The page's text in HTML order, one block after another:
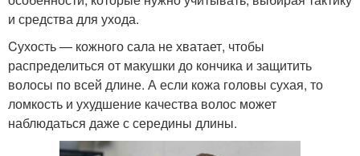
и средства для ухода.
Cухость — кожного сала не хватает, чтобы
распределиться от макушки до кончика и защитить
волосы по всей длине. А если кожа головы сухая, то
ломкость и ухудшение качества волос может
наблюдаться даже с середины длины.